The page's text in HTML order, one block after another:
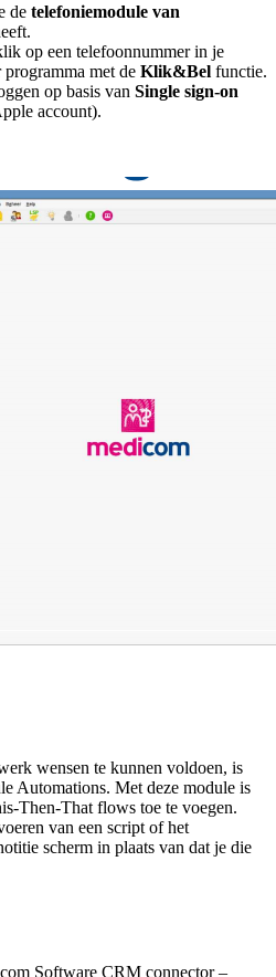
de telefoniemodule van
op een telefoonnummer in je
met de Klik&Bel functie.
op basis van Single sign-on
account).
wensen te kunnen voldoen, is
Automations. Met deze module is
Then-That flows toe te voegen.
van een script of het
scherm in plaats van dat je die
Software CRM connector –